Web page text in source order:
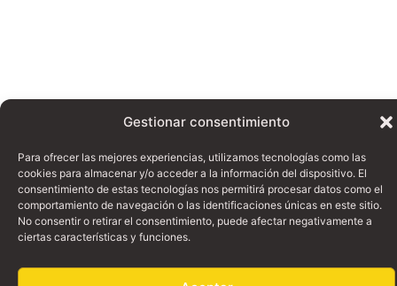
Gestionar consentimiento
Para ofrecer las mejores experiencias, utilizamos tecnologías como las
cookies para almacenar y/o acceder a la información del dispositivo. El
consentimiento de estas tecnologías nos permitirá procesar datos como el
comportamiento de navegación o las identificaciones únicas en este sitio.
No consentir o retirar el consentimiento, puede afectar negativamente a
ciertas características y funciones.